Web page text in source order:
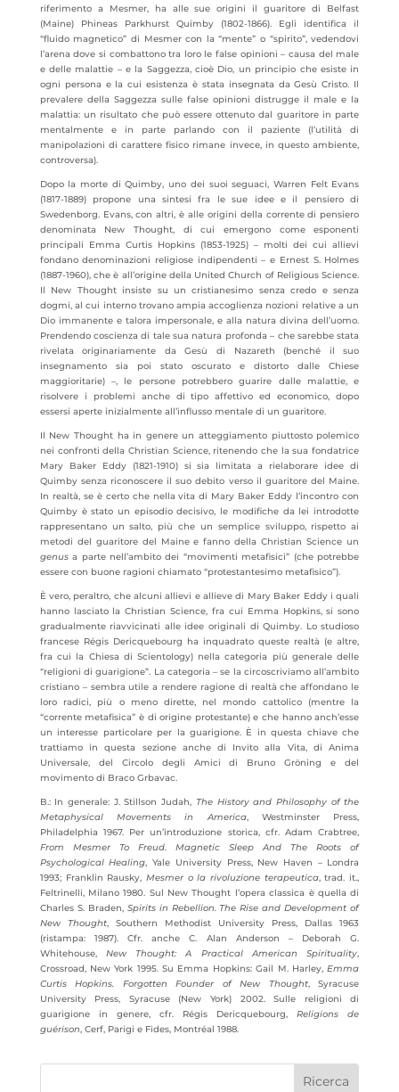
riferimento a Mesmer, ha alle sue origini il guaritore di Belfast
(Maine) Phineas Parkhurst Quimby (1802-1866). Egli identifica il
“fluido magnetico” di Mesmer con la “mente” o “spirito”, vedendovi
l’arena dove si combattono tra loro le false opinioni – causa del male
e delle malattie – e la Saggezza, cioè Dio, un principio che esiste in
ogni persona e la cui esistenza è stata insegnata da Gesù Cristo. Il
prevalere della Saggezza sulle false opinioni distrugge il male e la
malattia: un risultato che può essere ottenuto dal guaritore in parte
mentalmente e in parte parlando con il paziente (l’utilità di
manipolazioni di carattere fisico rimane invece, in questo ambiente,
controversa).
Dopo la morte di Quimby, uno dei suoi seguaci, Warren Felt Evans
(1817-1889) propone una sintesi fra le sue idee e il pensiero di
Swedenborg. Evans, con altri, è alle origini della corrente di pensiero
denominata New Thought, di cui emergono come esponenti
principali Emma Curtis Hopkins (1853-1925) – molti dei cui allievi
fondano denominazioni religiose indipendenti – e Ernest S. Holmes
(1887-1960), che è all’origine della United Church of Religious Science.
Il New Thought insiste su un cristianesimo senza credo e senza
dogmi, al cui interno trovano ampia accoglienza nozioni relative a un
Dio immanente e talora impersonale, e alla natura divina dell’uomo.
Prendendo coscienza di tale sua natura profonda – che sarebbe stata
rivelata originariamente da Gesù di Nazareth (benché il suo
insegnamento sia poi stato oscurato e distorto dalle Chiese
maggioritarie) –, le persone potrebbero guarire dalle malattie, e
risolvere i problemi anche di tipo affettivo ed economico, dopo
essersi aperte inizialmente all’influsso mentale di un guaritore.
Il New Thought ha in genere un atteggiamento piuttosto polemico
nei confronti della Christian Science, ritenendo che la sua fondatrice
Mary Baker Eddy (1821-1910) si sia limitata a rielaborare idee di
Quimby senza riconoscere il suo debito verso il guaritore del Maine.
In realtà, se è certo che nella vita di Mary Baker Eddy l’incontro con
Quimby è stato un episodio decisivo, le modifiche da lei introdotte
rappresentano un salto, più che un semplice sviluppo, rispetto ai
metodi del guaritore del Maine e fanno della Christian Science un
genusa parte nell’ambito dei “movimenti metafisici” (che potrebbe
essere con buone ragioni chiamato “protestantesimo metafisico”).
È vero, peraltro, che alcuni allievi e allieve di Mary Baker Eddy i quali
hanno lasciato la Christian Science, fra cui Emma Hopkins, si sono
gradualmente riavvicinati alle idee originali di Quimby. Lo studioso
francese Régis Dericquebourg ha inquadrato queste realtà (e altre,
fra cui la Chiesa di Scientology) nella categoria più generale delle
“religioni di guarigione”. La categoria – se la circoscriviamo all’ambito
cristiano – sembra utile a rendere ragione di realtà che affondano le
loro radici, più o meno dirette, nel mondo cattolico (mentre la
“corrente metafisica” è di origine protestante) e che hanno anch’esse
un interesse particolare per la guarigione. È in questa chiave che
trattiamo in questa sezione anche di Invito alla Vita, di Anima
Universale, del Circolo degli Amici di Bruno Gröning e del
movimento di Braco Grbavac.
B.: In generale: J. Stillson Judah, The History and Philosophy of the
Metaphysical Movements in America, Westminster Press,
Philadelphia 1967. Per un’introduzione storica, cfr. Adam Crabtree,
From Mesmer To Freud. Magnetic Sleep And The Roots of
Psychological Healing, Yale University Press, New Haven – Londra
1993; Franklin Rausky, Mesmer o la rivoluzione terapeutica, trad. it.,
Feltrinelli, Milano 1980. Sul New Thought l’opera classica è quella di
Charles S. Braden, Spirits in Rebellion. The Rise and Development of
New Thought, Southern Methodist University Press, Dallas 1963
(ristampa: 1987). Cfr. anche C. Alan Anderson – Deborah G.
Whitehouse,New Thought: A Practical American Spirituality,
Crossroad, New York 1995. Su Emma Hopkins: Gail M. Harley,Emma
Curtis Hopkins. Forgotten Founder of New Thought, Syracuse
University Press, Syracuse (New York) 2002. Sulle religioni di
guarigione in genere, cfr. Régis Dericquebourg,Religions de
guérison, Cerf, Parigi e Fides, Montréal 1988.